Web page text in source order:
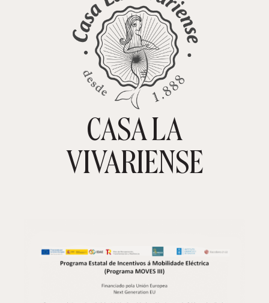
TIENDA ONLINECASA LA
VIVARIENSE